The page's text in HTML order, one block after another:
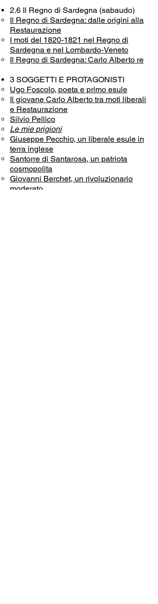
2.6 Il Regno di Sardegna (sabaudo)
Il Regno di Sardegna: dalle origini alla
Restaurazione
I moti del 1820-1821 nel Regno di
Sardegna e nel Lombardo-Veneto
Il Regno di Sardegna: Carlo Alberto re
3 SOGGETTI E PROTAGONISTI
Ugo Foscolo, poeta e primo esule
Il giovane Carlo Alberto tra moti liberali
e Restaurazione
Silvio Pellico
Le mie prigioni
Giuseppe Pecchio, un liberale esule in
terra inglese
Santorre di Santarosa, un patriota
cosmopolita
Giovanni Berchet, un rivoluzionario
moderato